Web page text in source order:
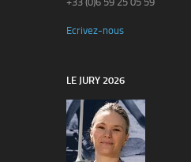
Ecrivez-nous
LE JURY 2026